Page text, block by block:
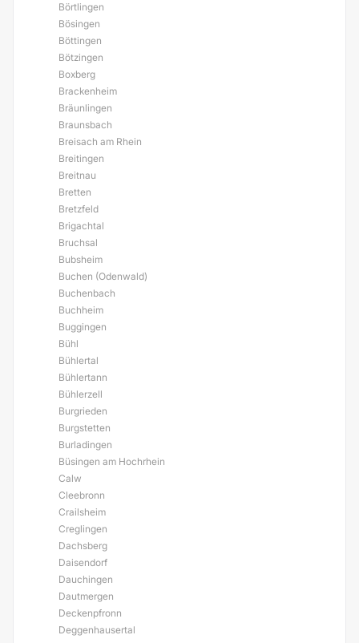
Börtlingen
Bösingen
Böttingen
Bötzingen
Boxberg
Brackenheim
Bräunlingen
Braunsbach
Breisach am Rhein
Breitingen
Breitnau
Bretten
Bretzfeld
Brigachtal
Bruchsal
Bubsheim
Buchen (Odenwald)
Buchenbach
Buchheim
Buggingen
Bühl
Bühlertal
Bühlertann
Bühlerzell
Burgrieden
Burgstetten
Burladingen
Büsingen am Hochrhein
Calw
Cleebronn
Crailsheim
Creglingen
Dachsberg
Daisendorf
Dauchingen
Dautmergen
Deckenpfronn
Deggenhausertal